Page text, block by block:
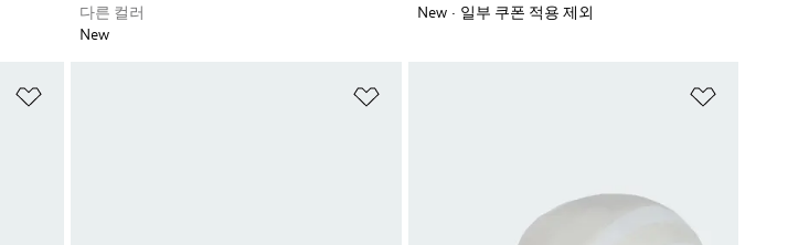
다른 컬러
New
New
일부 쿠폰 적용 제외